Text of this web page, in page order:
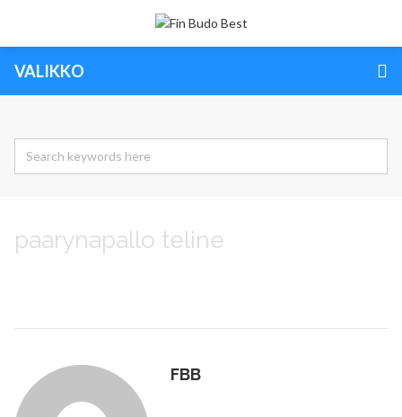
VALIKKO
paarynapallo teline
FBB